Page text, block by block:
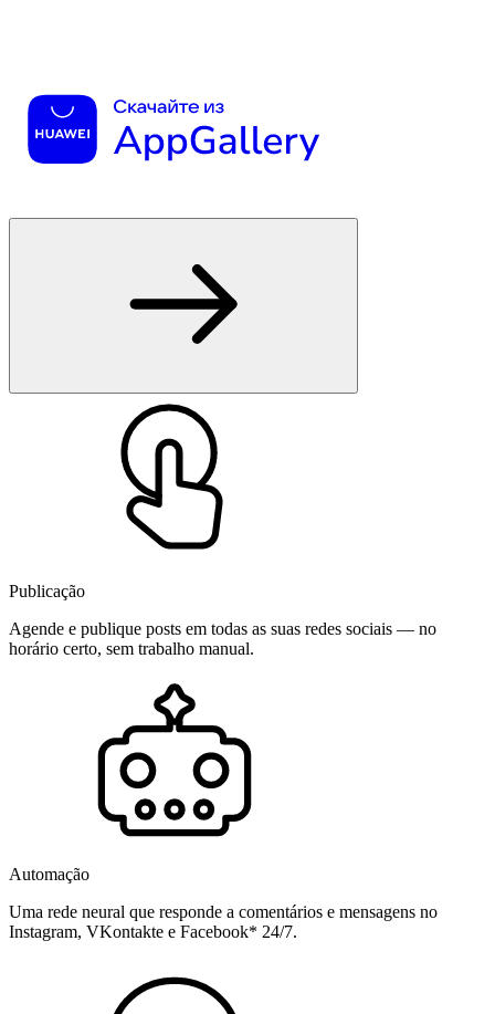
Publicação
Agende e publique posts em todas as suas redes sociais — no
horário certo, sem trabalho manual.
Automação
Uma rede neural que responde a comentários e mensagens no
Instagram, VKontakte e Facebook* 24/7.